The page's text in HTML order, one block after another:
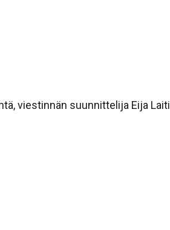
viestinnän suunnittelija Eija